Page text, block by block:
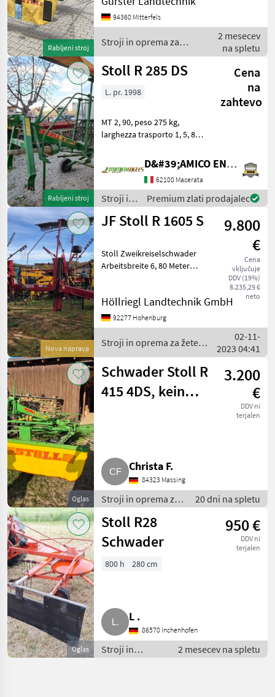
Rabljeni stroj
ist auf dem Typenschild
nicht mehr lesbar. priklo
94360 Mitterfels
Stroji in oprema za
žetev in spravilo / Stoll
2 mesecev
na spletu
Rabljeni stroj
Stoll R 285 DS
Cena
na
zahtevo
L. pr. 1998
MT 2, 90, peso 275 kg,
larghezza trasporto 1, 5, 8
Stroji in oprema za žetev in
spravilo Vrtavkasti
D&#39;AMICO ENGLES SRL
62100 Macerata
Stroji in
oprema
za žetev
spravilo
/ Stoll
Premium zlati prodajalec
Nova naprava
JF Stoll R 1605 S
9.800
€
Cena
vključuje
DDV (19%)
8.235,29 €
neto
Stoll Zweikreiselschwader
Arbeitsbreite 6, 80 Meter
spravilo Vrtavkasti
zgrabljalnik
Höllriegl Landtechnik GmbH
92277 Hohenburg
Stroji in oprema za žetev
in spravilo / Stoll
02-11-
2023 04:41
Oglas
Schwader Stoll R
415 4DS, kein
3.200
€
DDV ni
terjalen
Christa F.
84323 Massing
Stroji in oprema za
žetev in spravilo /
Vrtavkasti
zgrabljalnik
20 dni na spletu
Oglas
Stoll R28
Schwader
950 €
DDV ni
terjalen
800 h 280 cm
L .
86570 Inchenhofen
Stroji in
oprema za
2 mesecev na spletu